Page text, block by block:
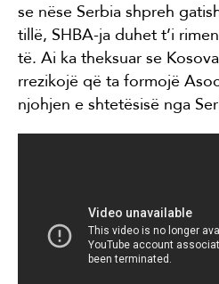
se nëse Serbia shpreh
tillë, SHBA-ja duhet t’i
të. Ai ka theksuar se
rrezikojë që ta formojë
njohjen e shtetësisë nga